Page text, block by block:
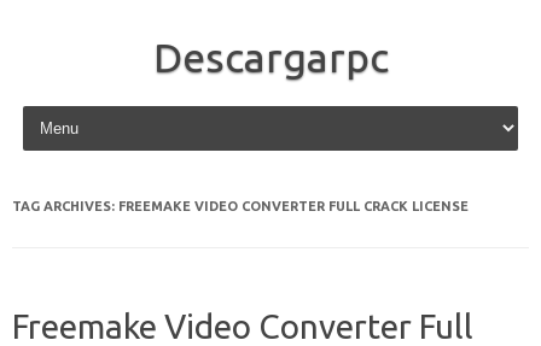
Descargarpc
Skip to content
TAG ARCHIVES: FREEMAKE VIDEO CONVERTER FULL CRACK LICENSE
Freemake Video Converter Full